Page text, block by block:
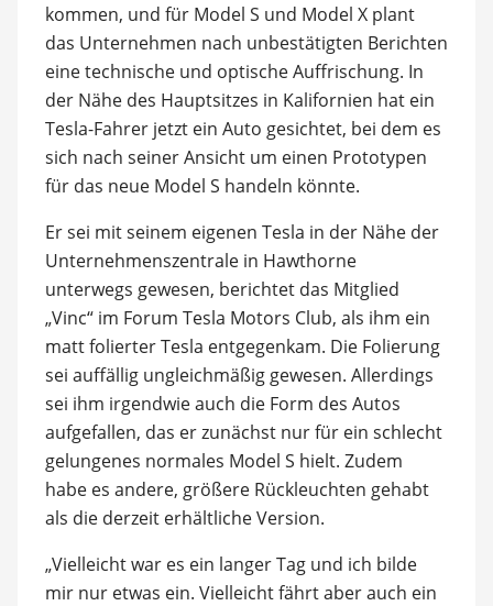
kommen, und für Model S und Model X plant
das Unternehmen nach unbestätigten Berichten
eine technische und optische Auffrischung. In
der Nähe des Hauptsitzes in Kalifornien hat ein
Tesla-Fahrer jetzt ein Auto gesichtet, bei dem es
sich nach seiner Ansicht um einen Prototypen
für das neue Model S handeln könnte.
Er sei mit seinem eigenen Tesla in der Nähe der
Unternehmenszentrale in Hawthorne
unterwegs gewesen, berichtet das Mitglied
„Vinc“ im Forum Tesla Motors Club, als ihm ein
matt folierter Tesla entgegenkam. Die Folierung
sei auffällig ungleichmäßig gewesen. Allerdings
sei ihm irgendwie auch die Form des Autos
aufgefallen, das er zunächst nur für ein schlecht
gelungenes normales Model S hielt. Zudem
habe es andere, größere Rückleuchten gehabt
als die derzeit erhältliche Version.
„Vielleicht war es ein langer Tag und ich bilde
mir nur etwas ein. Vielleicht fährt aber auch ein